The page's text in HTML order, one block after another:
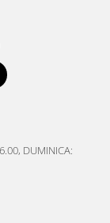
DUMINICA: